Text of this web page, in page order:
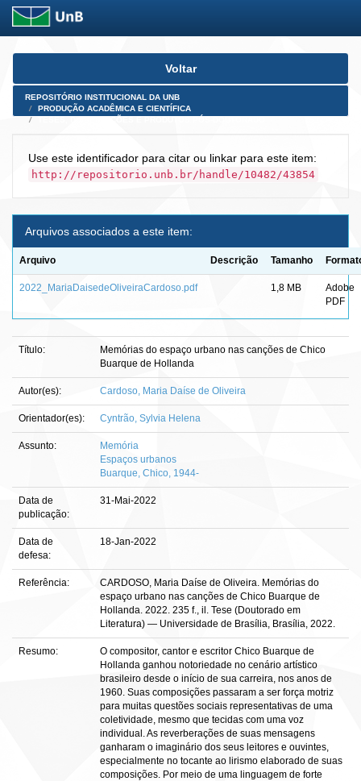
Skip
Voltar
REPOSITÓRIO INSTITUCIONAL DA UNB
PRODUÇÃO ACADÊMICA E CIENTÍFICA
Use este identificador para citar ou linkar para este item:
http://repositorio.unb.br/handle/10482/43854
Arquivos associados a este item:
Arquivo Descrição Tamanho
2022_MariaDaisedeOliveiraCardoso.pdf 1,8 MB
Adobe
PDF
Título:
Memórias do espaço urbano nas canções de Chico
Buarque de Hollanda
Autor(es): Cardoso, Maria Daíse de Oliveira
Orientador(es): Cyntrão, Sylvia Helena
Assunto:
Memória
Espaços urbanos
Buarque, Chico, 1944-
Data de
publicação:
31-Mai-2022
Data de
defesa:
18-Jan-2022
Referência:
CARDOSO, Maria Daíse de Oliveira. Memórias do
espaço urbano nas canções de Chico Buarque de
Hollanda. 2022. 235 f., il. Tese (Doutorado em
Literatura) — Universidade de Brasília, Brasília, 2022.
Resumo:
O compositor, cantor e escritor Chico Buarque de
Hollanda ganhou notoriedade no cenário artístico
brasileiro desde o início de sua carreira, nos anos de
1960. Suas composições passaram a ser força motriz
para muitas questões sociais representativas de uma
coletividade, mesmo que tecidas com uma voz
individual. As reverberações de suas mensagens
ganharam o imaginário dos seus leitores e ouvintes,
especialmente no tocante ao lirismo elaborado de suas
composições. Por meio de uma linguagem de forte